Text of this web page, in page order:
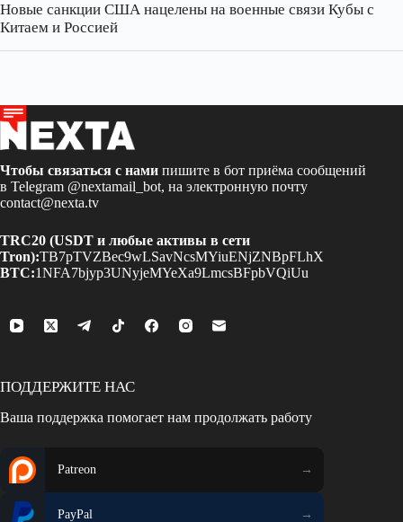
Новые санкции США нацелены на военные связи Кубы с
Китаем и Россией
Чтобы связаться с нами пишите в бот приёма сообщений
в Telegram @nextamail_bot, на электронную почту
contact@nexta.tv
TRC20 (USDT и любые активы в сети
Tron):TB7pTVZBec9wLSavNcsMYiuENjZNBpFLhX
BTC:1NFA7bjyp3UNyjeMYeXa9LmcsBFpbVQiUu
ПОДДЕРЖИТЕ НАС
Ваша поддержка помогает нам продолжать работу
Patreon
PayPal